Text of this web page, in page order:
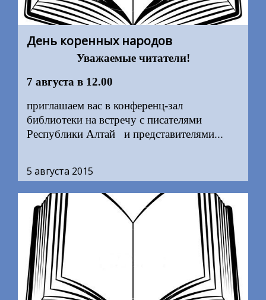
День коренных народов
Уважаемые читатели!
7 августа в 12.00
приглашаем вас в конференц-зал
библиотеки на встречу с писателями
Республики Алтай
и представителями...
5 августа 2015